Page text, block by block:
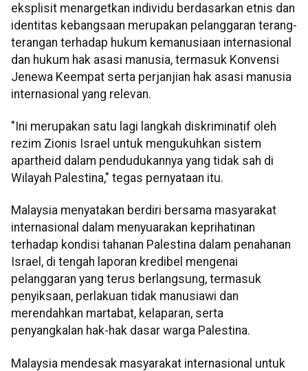
eksplisit menargetkan individu berdasarkan etnis dan
identitas kebangsaan merupakan pelanggaran terang-
terangan terhadap hukum kemanusiaan internasional
dan hukum hak asasi manusia, termasuk Konvensi
Jenewa Keempat serta perjanjian hak asasi manusia
internasional yang relevan.
"Ini merupakan satu lagi langkah diskriminatif oleh
rezim Zionis Israel untuk mengukuhkan sistem
apartheid dalam pendudukannya yang tidak sah di
Wilayah Palestina," tegas pernyataan itu.
Malaysia menyatakan berdiri bersama masyarakat
internasional dalam menyuarakan keprihatinan
terhadap kondisi tahanan Palestina dalam penahanan
Israel, di tengah laporan kredibel mengenai
pelanggaran yang terus berlangsung, termasuk
penyiksaan, perlakuan tidak manusiawi dan
merendahkan martabat, kelaparan, serta
penyangkalan hak-hak dasar warga Palestina.
Malaysia mendesak masyarakat internasional untuk